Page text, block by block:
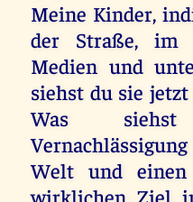
Meine Kinder,
der Straße, im
Medien und
siehst du sie
Was
Welt und
wirklichen Ziel